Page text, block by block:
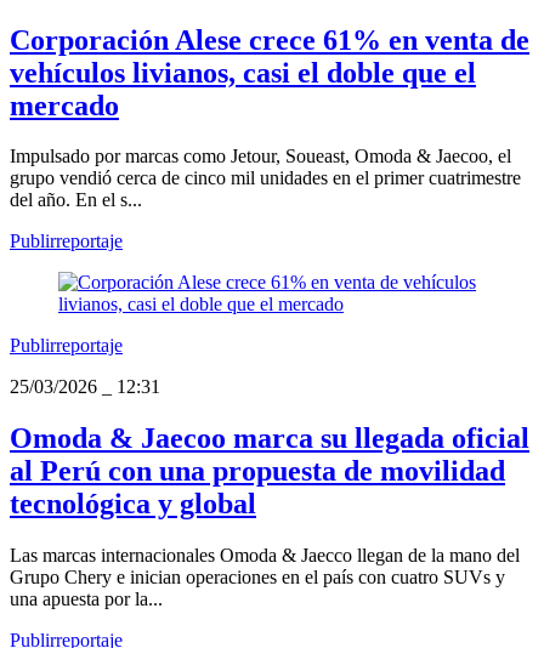
Corporación Alese crece 61% en venta de
vehículos livianos, casi el doble que el
mercado
Impulsado por marcas como Jetour, Soueast, Omoda & Jaecoo, el
grupo vendió cerca de cinco mil unidades en el primer cuatrimestre
del año. En el s...
Publirreportaje
Publirreportaje
25/03/2026
12:31
Omoda & Jaecoo marca su llegada oficial
al Perú con una propuesta de movilidad
tecnológica y global
Las marcas internacionales Omoda & Jaecco llegan de la mano del
Grupo Chery e inician operaciones en el país con cuatro SUVs y
una apuesta por la...
Publirreportaje